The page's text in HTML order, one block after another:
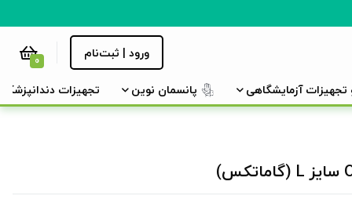
ورود | ثبت‌نام 0
تجهیزات آزمایشگاهی پانسمان نوین تجهیزات دندانپزشکی